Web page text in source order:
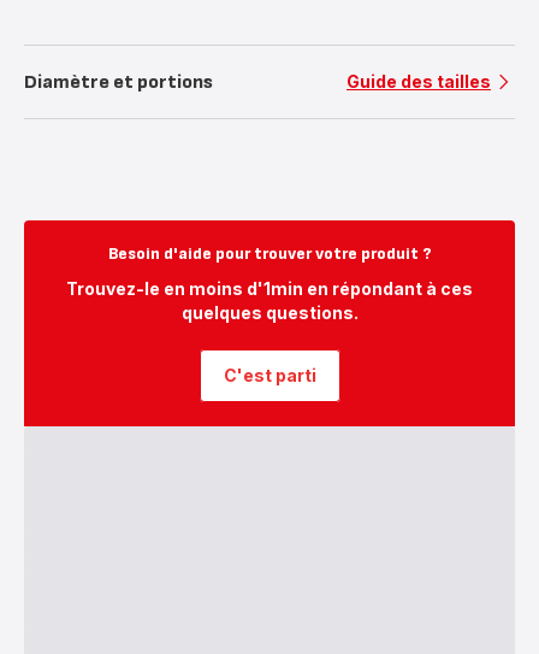
Diamètre et portions Guide des tailles
Besoin d'aide pour trouver votre produit ?
Trouvez-le en moins d'1min en répondant à ces
quelques questions.
C'est parti